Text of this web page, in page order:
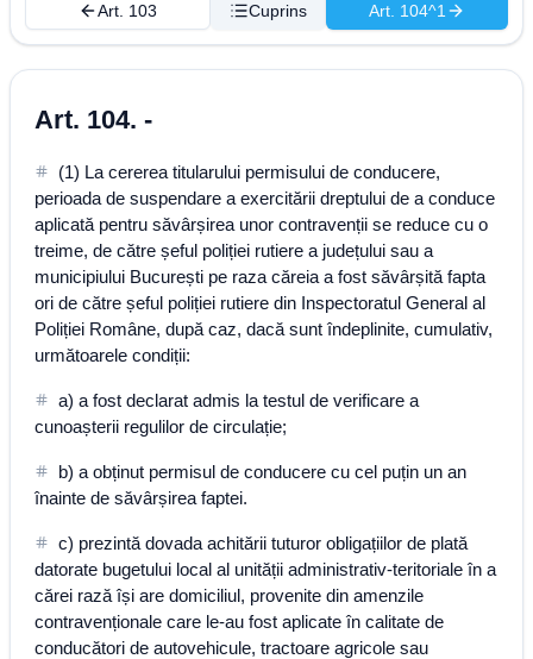
Art. 103 Cuprins Art. 104^1
Art. 104. -
(1) La cererea titularului permisului de conducere,
perioada de suspendare a exercitării dreptului de a conduce
aplicată pentru săvârșirea unor contravenții se reduce cu o
treime, de către șeful poliției rutiere a județului sau a
municipiului București pe raza căreia a fost săvârșită fapta
ori de către șeful poliției rutiere din Inspectoratul General al
Poliției Române, după caz, dacă sunt îndeplinite, cumulativ,
următoarele condiții:
a) a fost declarat admis la testul de verificare a
cunoașterii regulilor de circulație;
b) a obținut permisul de conducere cu cel puțin un an
înainte de săvârșirea faptei.
c) prezintă dovada achitării tuturor obligațiilor de plată
datorate bugetului local al unității administrativ-teritoriale în a
cărei rază își are domiciliul, provenite din amenzile
contravenționale care le-au fost aplicate în calitate de
conducători de autovehicule, tractoare agricole sau